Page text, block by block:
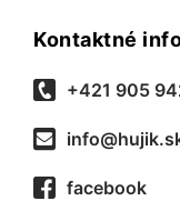
Kontaktné
+421 905
facebook